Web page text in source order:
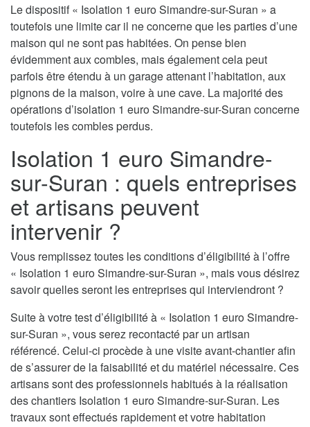
Le dispositif « Isolation 1 euro Simandre-sur-Suran » a
toutefois une limite car il ne concerne que les parties d’une
maison qui ne sont pas habitées. On pense bien
évidemment aux combles, mais également cela peut
parfois être étendu à un garage attenant l’habitation, aux
pignons de la maison, voire à une cave. La majorité des
opérations d’isolation 1 euro Simandre-sur-Suran concerne
toutefois les combles perdus.
Isolation 1 euro Simandre-
sur-Suran : quels entreprises
et artisans peuvent
intervenir ?
Vous remplissez toutes les conditions d’éligibilité à l’offre
« Isolation 1 euro Simandre-sur-Suran », mais vous désirez
savoir quelles seront les entreprises qui interviendront ?
Suite à votre test d’éligibilité à « Isolation 1 euro Simandre-
sur-Suran », vous serez recontacté par un artisan
référencé. Celui-ci procède à une visite avant-chantier afin
de s’assurer de la faisabilité et du matériel nécessaire. Ces
artisans sont des professionnels habitués à la réalisation
des chantiers Isolation 1 euro Simandre-sur-Suran. Les
travaux sont effectués rapidement et votre habitation